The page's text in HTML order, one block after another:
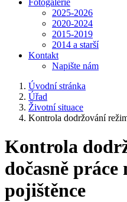
Fotogalerie
2025-2026
2020-2024
2015-2019
2014 a starší
Kontakt
Napište nám
Úvodní stránka
Úřad
Životní situace
Kontrola dodržování
Kontrola
dočasně práce
pojištěnce